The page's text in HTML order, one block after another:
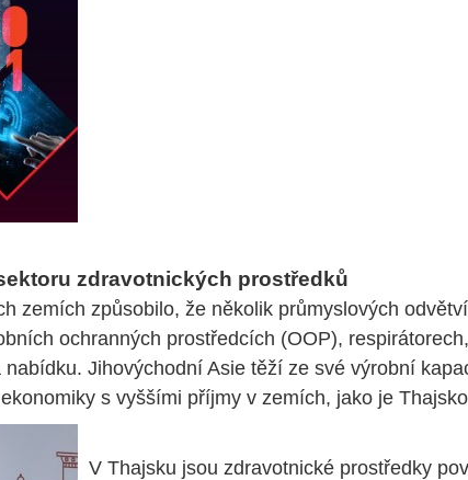
zdravotnických prostředků
zemích způsobilo, že několik průmyslových
ochranných prostředcích (OOP),
Jihovýchodní Asie těží ze své výrobní
s vyššími příjmy v zemích, jako je
V Thajsku jsou zdravotnické prostředky